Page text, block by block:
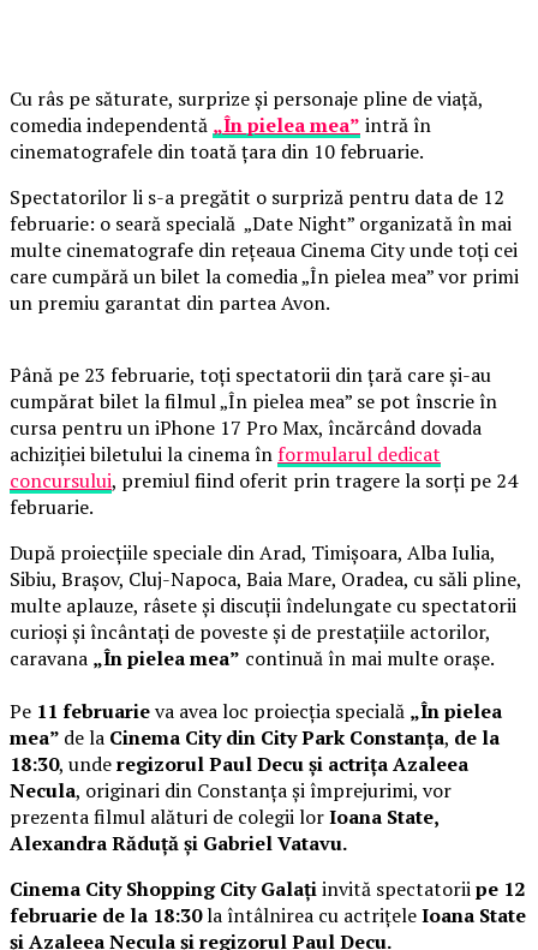
Cu râs pe săturate, surprize și personaje pline de viață,
comedia independentă „În pielea mea” intră în
cinematografele din toată țara din 10 februarie.
Spectatorilor li s-a pregătit o surpriză pentru data de 12
februarie: o seară specială „Date Night” organizată în mai
multe cinematografe din rețeaua Cinema City unde toți cei
care cumpără un bilet la comedia „În pielea mea” vor primi
un premiu garantat din partea Avon.
Până pe 23 februarie, toți spectatorii din țară care și-au
cumpărat bilet la filmul „În pielea mea” se pot înscrie în
cursa pentru un iPhone 17 Pro Max, încărcând dovada
achiziției biletului la cinema înformularul dedicat
concursului, premiul fiind oferit prin tragere la sorți pe 24
februarie.
După proiecțiile speciale din Arad, Timișoara, Alba Iulia,
Sibiu, Brașov, Cluj-Napoca, Baia Mare, Oradea, cu săli pline,
multe aplauze, râsete și discuții îndelungate cu spectatorii
curioși și încântați de poveste și de prestațiile actorilor,
caravana „În pielea mea” continuă în mai multe orașe.
Pe 11 februarieva avea loc proiecția specială „În pielea
mea” de la Cinema City din City Park Constanța, de la
18:30, underegizorul Paul Decu și actrița Azaleea
Necula, originari din Constanța și împrejurimi, vor
prezenta filmul alături de colegii lorIoana State,
Alexandra Răduță și Gabriel Vatavu.
Cinema City Shopping City Galațiinvită spectatoriipe 12
februarie de la 18:30la întâlnirea cu actrițeleIoana State
și Azaleea Necula și regizorul Paul Decu.